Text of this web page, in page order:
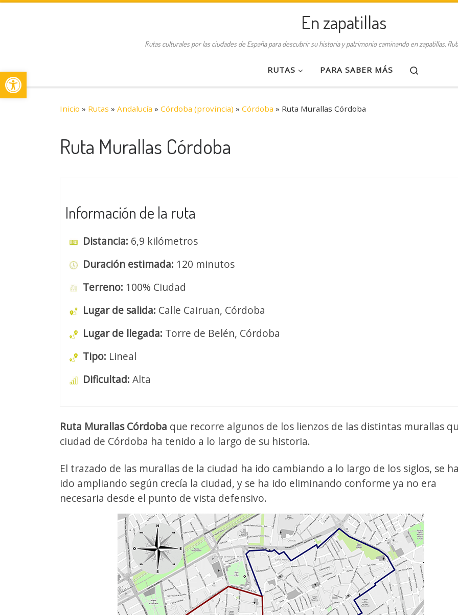
Abrir barra de herramientas
En zapatillas
Rutas culturales por las ciudades de España para descubrir su historia y patrimonio caminando en zapatillas.
RUTAS PARA SABER MÁS
Inicio » Rutas » Andalucía » Córdoba (provincia) » Córdoba » Ruta Murallas Córdoba
Ruta Murallas Córdoba
Información de la ruta
Distancia: 6,9 kilómetros
Duración estimada: 120 minutos
Terreno: 100% Ciudad
Lugar de salida: Calle Cairuan, Córdoba
Lugar de llegada: Torre de Belén, Córdoba
Tipo: Lineal
Dificultad: Alta
Ruta Murallas Córdoba que recorre algunos de los lienzos de las distintas murallas
ciudad de Córdoba ha tenido a lo largo de su historia.
El trazado de las murallas de la ciudad ha ido cambiando a lo largo de los siglos, se
ido ampliando según crecía la ciudad, y se ha ido eliminando conforme ya no era
necesaria desde el punto de vista defensivo.